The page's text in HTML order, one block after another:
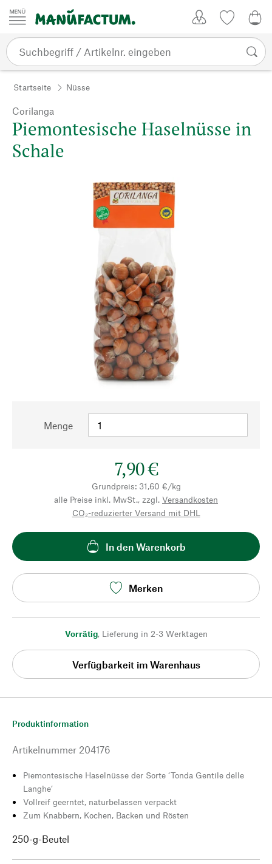
Zum Inhalt springen
Startseite Nüsse
Corilanga
Piemontesische Haselnüsse in
Schale
Menge
7,90 €
Grundpreis: 31,60 €/kg
alle Preise inkl. MwSt., zzgl. Versandkosten
CO₂-reduzierter Versand mit DHL
In den Warenkorb
Merken
Vorrätig, Lieferung in 2-3 Werktagen
Verfügbarkeit im Warenhaus
Produktinformation
Artikelnummer 204176
Piemontesische Haselnüsse der Sorte ‘Tonda Gentile delle
Langhe’
Vollreif geerntet, naturbelassen verpackt
Zum Knabbern, Kochen, Backen und Rösten
250-g-Beutel